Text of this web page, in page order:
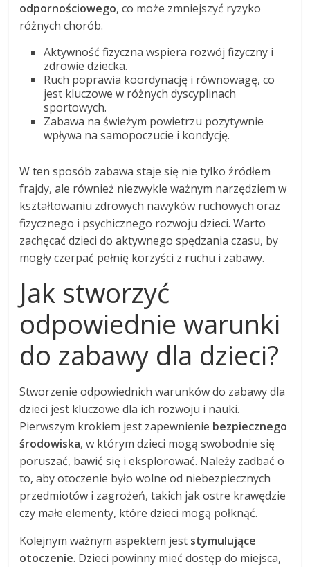
odpornościowego, co może zmniejszyć ryzyko
różnych chorób.
Aktywność fizyczna wspiera rozwój fizyczny i
zdrowie dziecka.
Ruch poprawia koordynację i równowagę, co
jest kluczowe w różnych dyscyplinach
sportowych.
Zabawa na świeżym powietrzu pozytywnie
wpływa na samopoczucie i kondycję.
W ten sposób zabawa staje się nie tylko źródłem
frajdy, ale również niezwykle ważnym narzędziem w
kształtowaniu zdrowych nawyków ruchowych oraz
fizycznego i psychicznego rozwoju dzieci. Warto
zachęcać dzieci do aktywnego spędzania czasu, by
mogły czerpać pełnię korzyści z ruchu i zabawy.
Jak stworzyć
odpowiednie warunki
do zabawy dla dzieci?
Stworzenie odpowiednich warunków do zabawy dla
dzieci jest kluczowe dla ich rozwoju i nauki.
Pierwszym krokiem jest zapewnienie bezpiecznego
środowiska, w którym dzieci mogą swobodnie się
poruszać, bawić się i eksplorować. Należy zadbać o
to, aby otoczenie było wolne od niebezpiecznych
przedmiotów i zagrożeń, takich jak ostre krawędzie
czy małe elementy, które dzieci mogą połknąć.
Kolejnym ważnym aspektem jest stymulujące
otoczenie. Dzieci powinny mieć dostęp do miejsca,